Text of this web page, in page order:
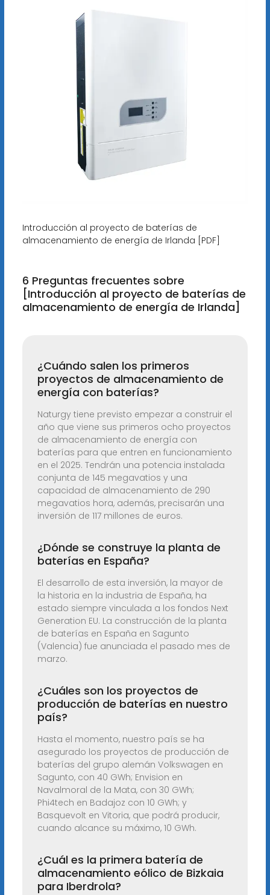
Introducción al proyecto de baterías de
almacenamiento de energía de Irlanda [PDF]
6 Preguntas frecuentes sobre
[Introducción al proyecto de baterías de
almacenamiento de energía de Irlanda]
¿Cuándo salen los primeros
proyectos de almacenamiento de
energía con baterías?
Naturgy tiene previsto empezar a construir el
año que viene sus primeros ocho proyectos
de almacenamiento de energía con
baterías para que entren en funcionamiento
en el 2025. Tendrán una potencia instalada
conjunta de 145 megavatios y una
capacidad de almacenamiento de 290
megavatios hora, además, precisarán una
inversión de 117 millones de euros.
¿Dónde se construye la planta de
baterías en España?
El desarrollo de esta inversión, la mayor de
la historia en la industria de España, ha
estado siempre vinculada a los fondos Next
Generation EU. La construcción de la planta
de baterías en España en Sagunto
(Valencia) fue anunciada el pasado mes de
marzo.
¿Cuáles son los proyectos de
producción de baterías en nuestro
país?
Hasta el momento, nuestro país se ha
asegurado los proyectos de producción de
baterías del grupo alemán Volkswagen en
Sagunto, con 40 GWh; Envision en
Navalmoral de la Mata, con 30 GWh;
Phi4tech en Badajoz con 10 GWh; y
Basquevolt en Vitoria, que podrá producir,
cuando alcance su máximo, 10 GWh.
¿Cuál es la primera batería de
almacenamiento eólico de Bizkaia
para Iberdrola?